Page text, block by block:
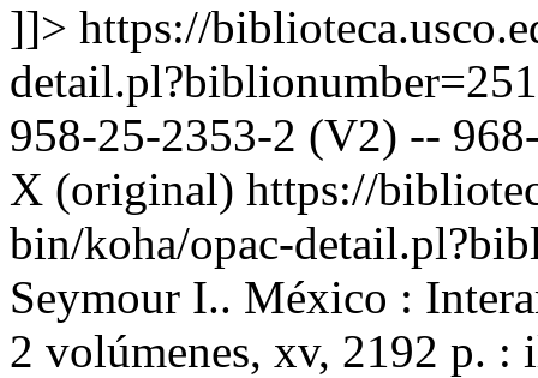
]]> https://
958-25-2353-2 (V2) --
X (original) https://
bin/koha/opac-
Seymour I.. México :
2 volúmenes, xv, 2192 p.